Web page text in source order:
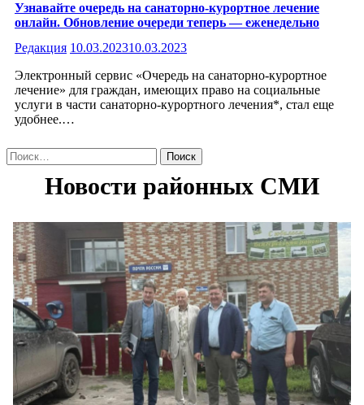
Узнавайте очередь на санаторно-курортное лечение
онлайн. Обновление очереди теперь — еженедельно
Редакция 10.03.202310.03.2023
Электронный сервис «Очередь на санаторно-курортное
лечение» для граждан, имеющих право на социальные
услуги в части санаторно-курортного лечения*, стал еще
удобнее.…
Найти: